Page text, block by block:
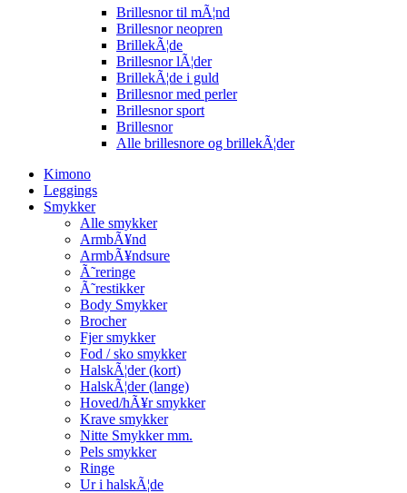
Brillesnor til mÃ¦nd
Brillesnor neopren
BrillekÃ¦de
Brillesnor lÃ¦der
BrillekÃ¦de i guld
Brillesnor med perler
Brillesnor sport
Brillesnor
Alle brillesnore og brillekÃ¦der
Kimono
Leggings
Smykker
Alle smykker
ArmbÃ¥nd
ArmbÃ¥ndsure
Ã˜reringe
Ã˜restikker
Body Smykker
Brocher
Fjer smykker
Fod / sko smykker
HalskÃ¦der (kort)
HalskÃ¦der (lange)
Hoved/hÃ¥r smykker
Krave smykker
Nitte Smykker mm.
Pels smykker
Ringe
Ur i halskÃ¦de